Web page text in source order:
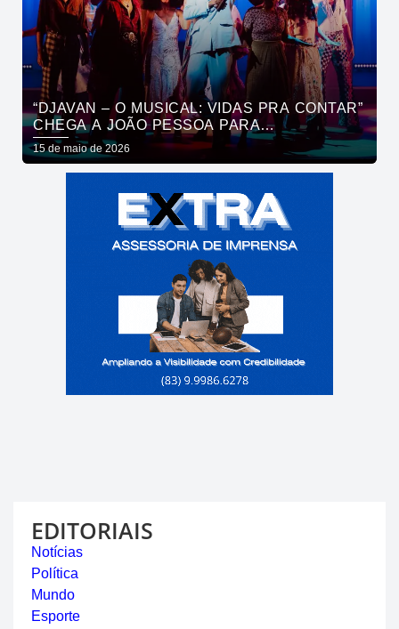
“DJAVAN – O MUSICAL: VIDAS PRA CONTAR”
CHEGA A JOÃO PESSOA PARA
APRESENTAÇÃO ÚNICA NO DIA 21 DE MAIO
15 de maio de 2026
EDITORIAIS
Notícias
Política
Mundo
Esporte